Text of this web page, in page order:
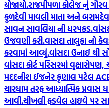
યોજાયો.રાજપીપળા કોલેજ નું
કુળદેવી માવલી માતા અને
સાવન સાવલિયા ની ધરપકડ.
ઉજવણી કરી.વાસદા તાલુકા નો
કરવામાં આવ્યું.વાંસદા ઉનાઈ થી
વાંસદા કોર્ટ પરિસરમાં
મદદનીશ ઈજનેર કૃણાલ પટેલ
ચારધામ તરફ આધ્યાત્મિક પ્રવાસ
આવી.ચીખલી ફડવેલ હાઇવે પર